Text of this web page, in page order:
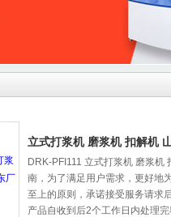
立式打浆机 磨浆机 扣解机
DRK-PFI111 立式打浆机 磨浆
南，为了满足用户需求，更好地
至上的原则，承诺接受服务请求
产品自收到后2个工作日内处理